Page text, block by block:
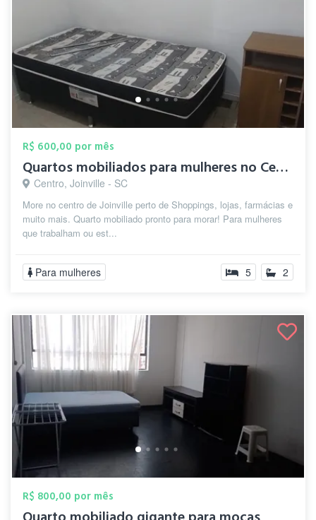
R$ 600,00 por mês
Quartos mobiliados para mulheres no Cent...
Centro, Joinville - SC
More no centro de Joinville perto de Shoppings, lojas, farmácias e
muito mais. Quarto mobiliado pronto para morar! Para mulheres
que trabalham ou est...
Para mulheres 5 2
R$ 800,00 por mês